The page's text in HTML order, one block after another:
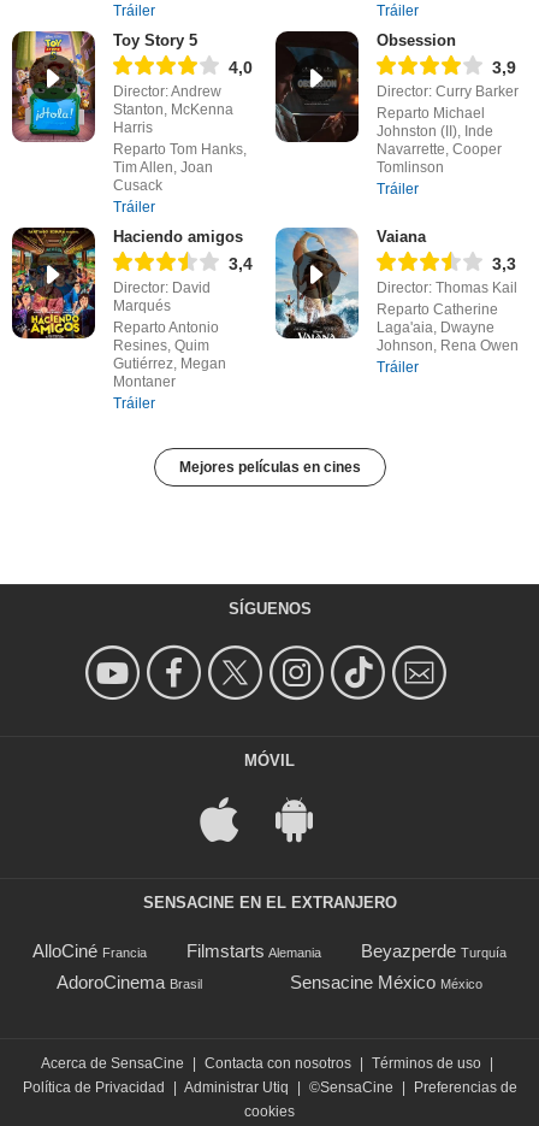
Tráiler
Tráiler
Toy Story 5
4,0
Director: Andrew
Stanton, McKenna
Harris
Reparto Tom Hanks,
Tim Allen, Joan
Cusack
Tráiler
Obsession
3,9
Director: Curry Barker
Reparto Michael
Johnston (II), Inde
Navarrette, Cooper
Tomlinson
Tráiler
Haciendo amigos
3,4
Director: David
Marqués
Reparto Antonio
Resines, Quim
Gutiérrez, Megan
Montaner
Tráiler
Vaiana
3,3
Director: Thomas Kail
Reparto Catherine
Laga'aia, Dwayne
Johnson, Rena Owen
Tráiler
Mejores películas en cines
SÍGUENOS
MÓVIL
SENSACINE EN EL EXTRANJERO
AlloCiné Francia Filmstarts Alemania Beyazperde Turquía
AdoroCinema Brasil Sensacine México México
Acerca de SensaCine Contacta con nosotros Términos de uso
Política de Privacidad
Administrar Utiq ©SensaCine
Preferencias de
cookies